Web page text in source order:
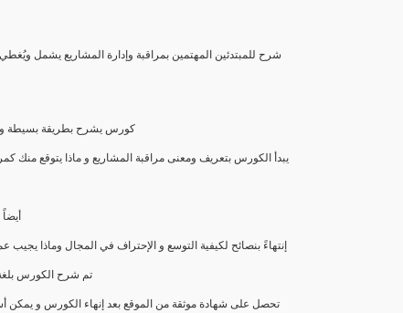
شرح للمبتدئين المهتمين بمراقبة وإدارة المشاريع يشمل
كورس يشرح بطريقة بسيطة و
يبدأ الكورس بتعريف ومعنى مراقبة المشاريع و ماذا يتوقع
إنتهاءً بنصائح لكيفية التوسع و الإحتراف في المجال وماذا
تم شرح الكورس
تحصل على شهادة موثقة من الموقع بعد إنهاء الكورس و يمكن